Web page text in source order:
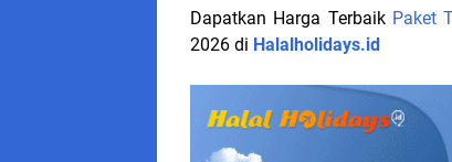
Dapatkan Harga Terbaik Paket
2026 di Halalholidays.id